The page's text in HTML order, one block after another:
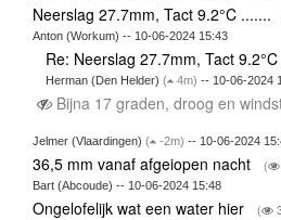
Neerslag 27.7mm, Tact 9.2°C .......
Anton (Workum) -- 10-06-2024 15:43
Re: Neerslag 27.7mm, Tact
Herman (Den Helder)( 4m) -- 10-06-2024
Bijna 17 graden, droog en
Jelmer (Vlaardingen) ( -2m) -- 10-06-2024
36,5 mm vanaf afgeiopen nacht (
Bart (Abcoude) -- 10-06-2024 15:48
Ongelofelijk wat een water hier (